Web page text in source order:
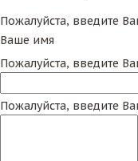
Пожалуйста, введите
Ваше имя
Пожалуйста, введите
Пожалуйста, введите